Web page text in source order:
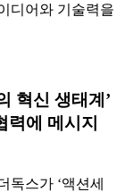
디어와 기술력을
혁신 생태계’
에 메시지
독스가 ‘액션세